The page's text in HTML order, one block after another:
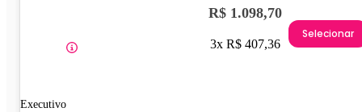
Executivo
R$ 1.098,70
3x R$ 407,36
Selecionar